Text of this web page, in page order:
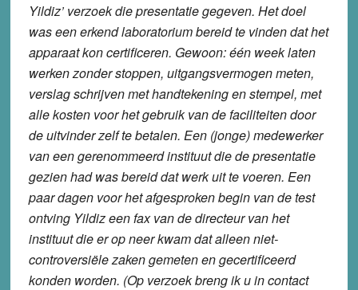
Yildiz’ verzoek die presentatie gegeven. Het doel
was een erkend laboratorium bereid te vinden dat het
apparaat kon certificeren. Gewoon: één week laten
werken zonder stoppen, uitgangsvermogen meten,
verslag schrijven met handtekening en stempel, met
alle kosten voor het gebruik van de faciliteiten door
de uitvinder zelf te betalen. Een (jonge) medewerker
van een gerenommeerd instituut die de presentatie
gezien had was bereid dat werk uit te voeren. Een
paar dagen voor het afgesproken begin van de test
ontving Yildiz een fax van de directeur van het
instituut die er op neer kwam dat alleen niet-
controversiële zaken gemeten en gecertificeerd
konden worden. (Op verzoek breng ik u in contact